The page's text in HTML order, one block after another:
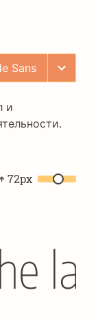
Sans
и
72px